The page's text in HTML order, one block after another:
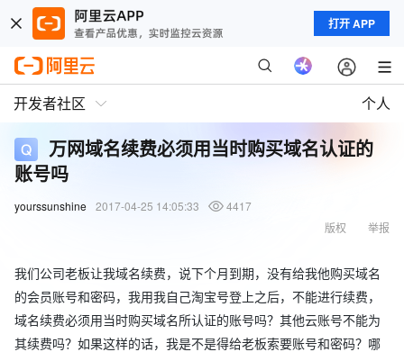
打开 APP
开发者社区 个人
万网域名续费必须用当时购买域名认证的
账号吗
yourssunshine 2017-04-25 14:05:33
4417
举报
版权
我们公司老板让我域名续费，说下个月到期，没有给我他购买域名
的会员账号和密码，我用我自己淘宝号登上之后，不能进行续费，
域名续费必须用当时购买域名所认证的账号吗？其他云账号不能为
其续费吗？如果这样的话，我是不是得给老板索要账号和密码？哪